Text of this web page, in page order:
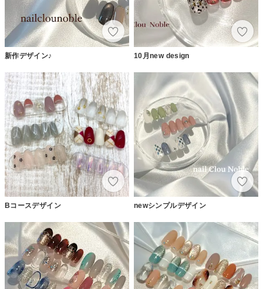
新作デザイン♪ 10月new design
Bコースデザイン newシンプルデザイン